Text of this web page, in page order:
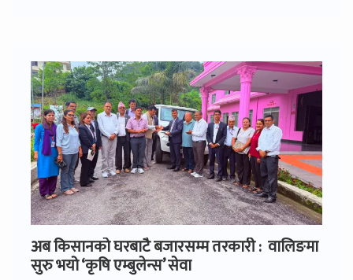
अब किसानको घरबाटै बजारसम्म तरकारी : वालिङमा
सुरु भयो ‘कृषि एम्बुलेन्स’ सेवा